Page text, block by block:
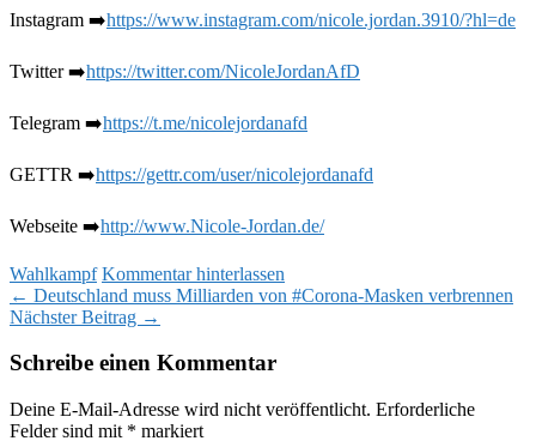
Instagram ➡️https://www.instagram.com/nicole.jordan.3910/?hl=de
Twitter ➡️https://twitter.com/NicoleJordanAfD
Telegram ➡️https://t.me/nicolejordanafd
GETTR ➡️https://gettr.com/user/nicolejordanafd
Webseite ➡️http://www.Nicole-Jordan.de/
Wahlkampf Kommentar hinterlassen
Beitragsnavigation
← Deutschland muss Milliarden von #Corona-Masken verbrennen
Nächster Beitrag →
Schreibe einen Kommentar
Deine E-Mail-Adresse wird nicht veröffentlicht. Erforderliche
Felder sind mit * markiert